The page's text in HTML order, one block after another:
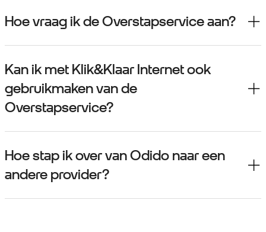
Hoe vraag ik de Overstapservice aan?
Kan ik met Klik&Klaar Internet ook
gebruikmaken van de
Overstapservice?
Hoe stap ik over van Odido naar een
andere provider?